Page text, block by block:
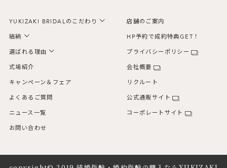
YUKIZAKI BRIDALのこだわり
結納
選ばれる理由
式場紹介
キャンペーン＆フェア
よくあるご質問
ニュース一覧
お問い合わせ
店舗のご案内
HP予約で成約特典GET！
プライバシーポリシー
会社概要
リクルート
公式通販サイト
コーポレートサイト